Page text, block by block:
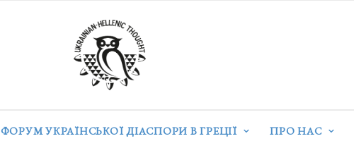
ФОРУМ УКРАЇНСЬКОЇ ДІАСПОРИ В ГРЕЦІЇ ПРО НАС